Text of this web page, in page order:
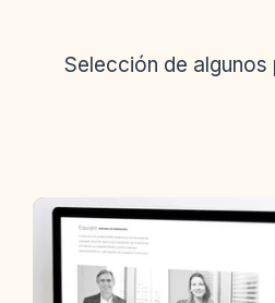
Selección de